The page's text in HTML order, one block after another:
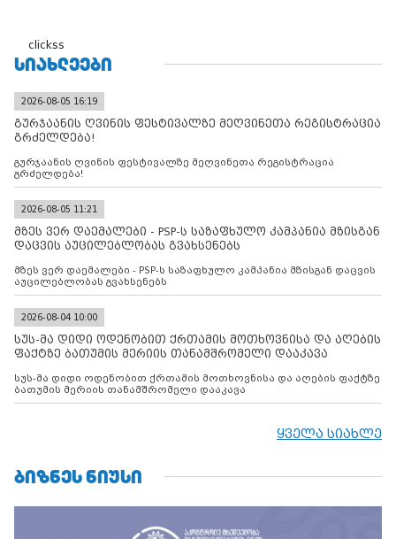
clickss
ᲡᲘᲐᲮᲚᲔᲔᲑᲘ
2026-08-05 16:19
გურჯაანის ღვინის ფესტივალზე მეღვინეთა რეგისტრაცია
გრძელდება!
გურჯაანის ღვინის ფესტივალზე მეღვინეთა რეგისტრაცია
გრძელდება!
2026-08-05 11:21
მზეს ვერ დაემალები - PSP-ს საზაფხულო კამპანია მზისგან
დაცვის აუცილებლობას გვახსენებს
მზეს ვერ დაემალები - PSP-ს საზაფხულო კამპანია მზისგან დაცვის
აუცილებლობას გვახსენებს
2026-08-04 10:00
სუს-მა დიდი ოდენობით ქრთამის მოთხოვნისა და აღების
ფაქტზე ბათუმის მერიის თანამშრომელი დააკავა
სუს-მა დიდი ოდენობით ქრთამის მოთხოვნისა და აღების ფაქტზე
ბათუმის მერიის თანამშრომელი დააკავა
ყველა სიახლე
ᲑᲘᲖᲜᲔᲡ ᲜᲘᲣᲡᲘ